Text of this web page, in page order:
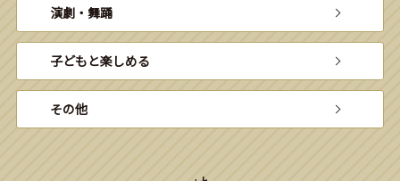
演劇・舞踊
子どもと楽しめる
その他